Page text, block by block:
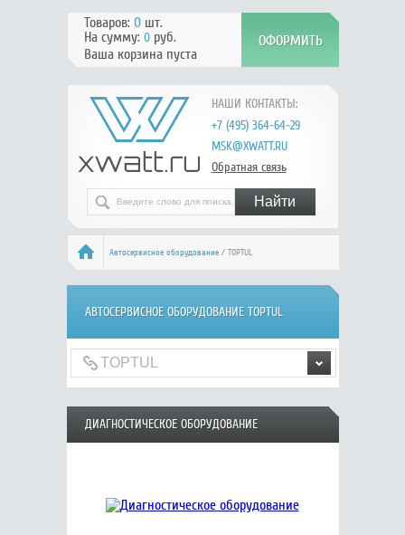
НАШИ КОНТАКТЫ:
+7 (495) 364-64-29
MSK@XWATT.RU
Обратная связь
Товаров: 0шт.
На сумму: 0руб.
Ваша корзина пуста
Автосервисное оборудование/ TOPTUL
АВТОСЕРВИСНОЕ ОБОРУДОВАНИЕ TOPTUL
ДИАГНОСТИЧЕСКОЕ ОБОРУДОВАНИЕ